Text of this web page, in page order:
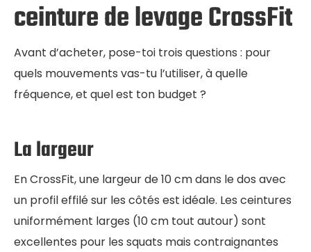
ceinture de levage CrossFit
Avant d’acheter, pose-toi trois questions : pour
quels mouvements vas-tu l’utiliser, à quelle
fréquence, et quel est ton budget ?
La largeur
En CrossFit, une largeur de 10 cm dans le dos avec
un profil effilé sur les côtés est idéale. Les ceintures
uniformément larges (10 cm tout autour) sont
excellentes pour les squats mais contraignantes